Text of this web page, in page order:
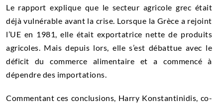
Le rapport explique que le secteur agricole grec était
déjà vulnérable avant la crise. Lorsque la Grèce a rejoint
l’UE en 1981, elle était exportatrice nette de produits
agricoles. Mais depuis lors, elle s’est débattue avec le
déficit du commerce alimentaire et a commencé à
dépendre des importations.
Commentant ces conclusions, Harry Konstantinidis, co-